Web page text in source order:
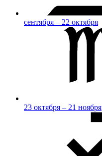
сентября – 22 октября
23 октября – 21 ноября